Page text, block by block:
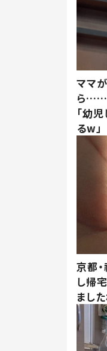
ママ
ら……
「幼
るw」
京都
し帰
まし